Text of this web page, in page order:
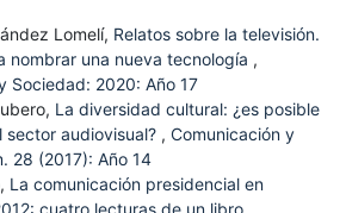
Lomelí, Relatos sobre la televisión.
nombrar una nueva tecnología ,
Sociedad: 2020: Año 17
La diversidad cultural: ¿es posible
sector audiovisual? , Comunicación y
28 (2017): Año 14
La comunicación presidencial en
cuatro lecturas de un libro